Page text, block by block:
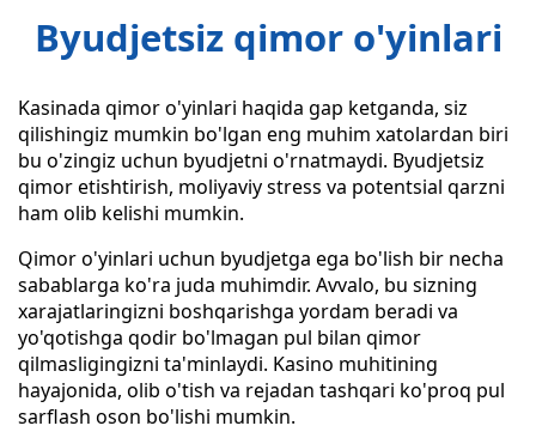
Byudjetsiz qimor o'yinlari
Kasinada qimor o'yinlari haqida gap ketganda, siz
qilishingiz mumkin bo'lgan eng muhim xatolardan biri
bu o'zingiz uchun byudjetni o'rnatmaydi. Byudjetsiz
qimor etishtirish, moliyaviy stress va potentsial qarzni
ham olib kelishi mumkin.
Qimor o'yinlari uchun byudjetga ega bo'lish bir necha
sabablarga ko'ra juda muhimdir. Avvalo, bu sizning
xarajatlaringizni boshqarishga yordam beradi va
yo'qotishga qodir bo'lmagan pul bilan qimor
qilmasligingizni ta'minlaydi. Kasino muhitining
hayajonida, olib o'tish va rejadan tashqari ko'proq pul
sarflash oson bo'lishi mumkin.